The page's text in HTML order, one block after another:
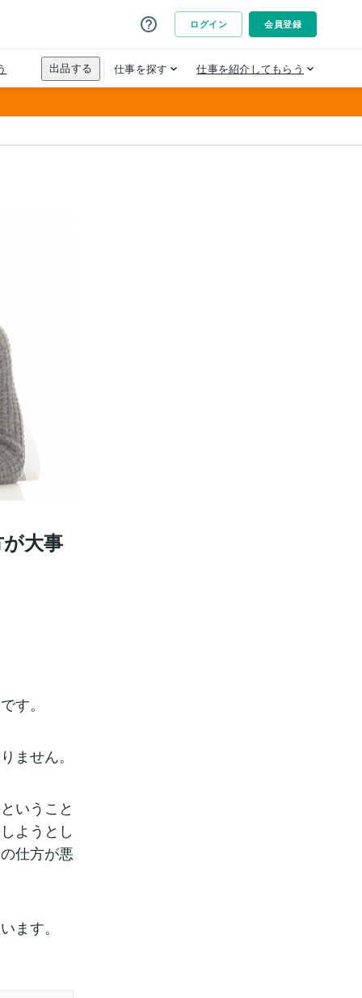
大事
す。
ません。
いうこと
ようとし
仕方が悪
ます。